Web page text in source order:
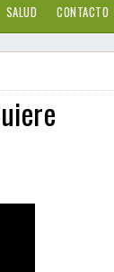
SALUD CONTACTO